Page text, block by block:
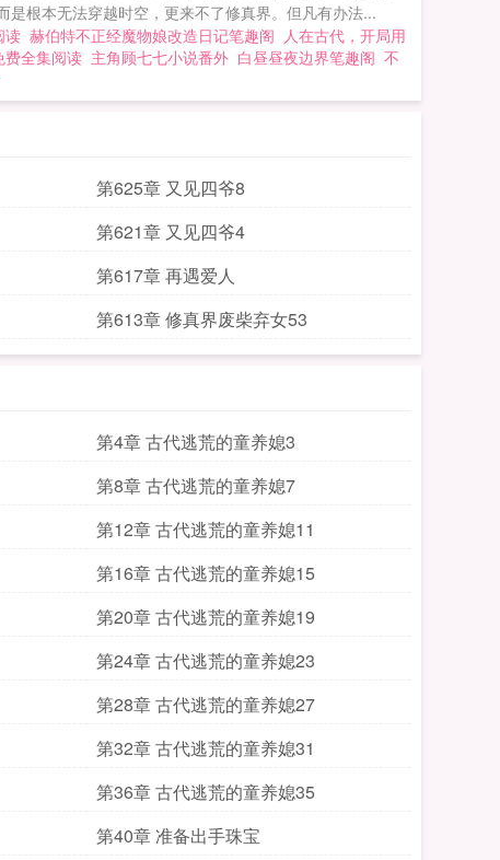
根本无法穿越时空，更来不了修真界。但凡有办法...
读 赫伯特不正经魔物娘改造日记笔趣阁 人在古代，开局用
费全集阅读 主角顾七七小说番外 白昼昼夜边界笔趣阁 不
第625章 又见四爷8
第621章 又见四爷4
第617章 再遇爱人
第613章 修真界废柴弃女53
第4章 古代逃荒的童养媳3
第8章 古代逃荒的童养媳7
第12章 古代逃荒的童养媳11
第16章 古代逃荒的童养媳15
第20章 古代逃荒的童养媳19
第24章 古代逃荒的童养媳23
第28章 古代逃荒的童养媳27
第32章 古代逃荒的童养媳31
第36章 古代逃荒的童养媳35
第40章 准备出手珠宝